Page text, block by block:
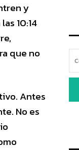
y
10:14
que no
Antes
No es